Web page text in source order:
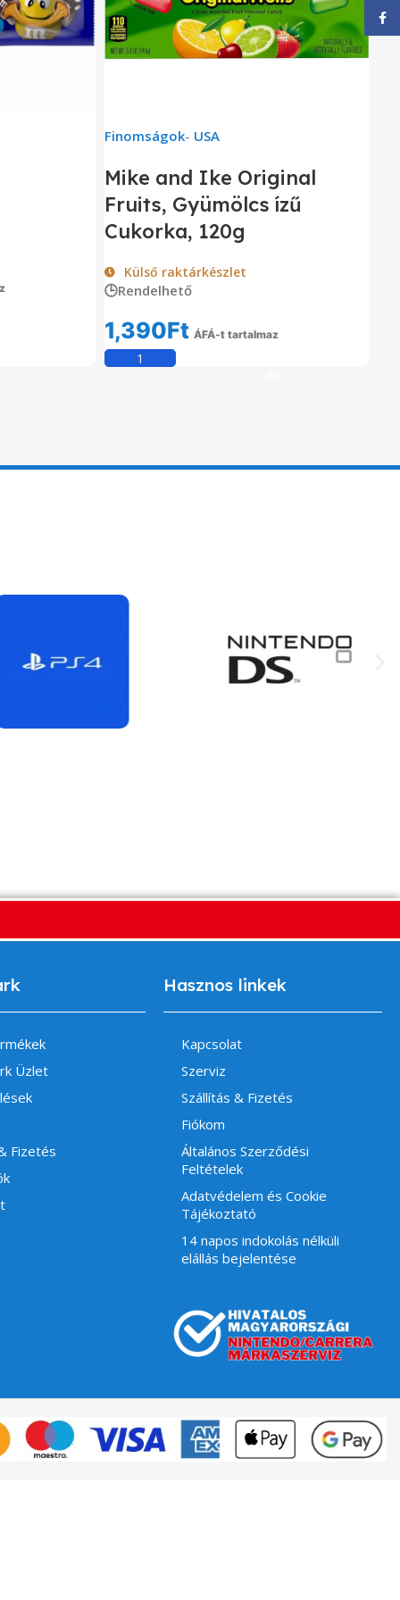
Finomságok- USA
Mike and Ike Original
Fruits, Gyümölcs ízű
Cukorka, 120g
Külső raktárkészlet
🕒Rendelhető
1,390Ft ÁFÁ-t tartalmaz
Üzlet
Fizetés
Hasznos linkek
Kapcsolat
Szerviz
Szállítás & Fizetés
Fiókom
Általános Szerződési
Feltételek
Adatvédelem és Cookie
Tájékoztató
14 napos indokolás nélküli
elállás bejelentése